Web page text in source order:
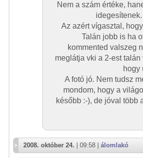
Nem a szám értéke,
Az azért vígasztal,
Talán jobb is ha
kommented valszeg
meglátja vki a 2-est
hogy
A fotó jó. Nem tudsz
mondom, hogy a
később :-), de jóval több
2008. október 24. | 09:58 | álomlakó